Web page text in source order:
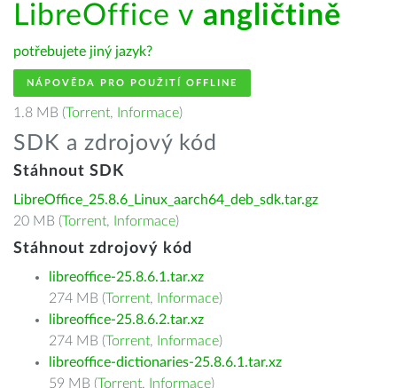
LibreOffice v angličtině
potřebujete jiný jazyk?
NÁPOVĚDA PRO POUŽITÍ OFFLINE
1.8 MB (Torrent, Informace)
SDK a zdrojový kód
Stáhnout SDK
LibreOffice_25.8.6_Linux_aarch64_deb_sdk.tar.gz
20 MB (Torrent, Informace)
Stáhnout zdrojový kód
libreoffice-25.8.6.1.tar.xz
274 MB (Torrent, Informace)
libreoffice-25.8.6.2.tar.xz
274 MB (Torrent, Informace)
libreoffice-dictionaries-25.8.6.1.tar.xz
59 MB (Torrent, Informace)